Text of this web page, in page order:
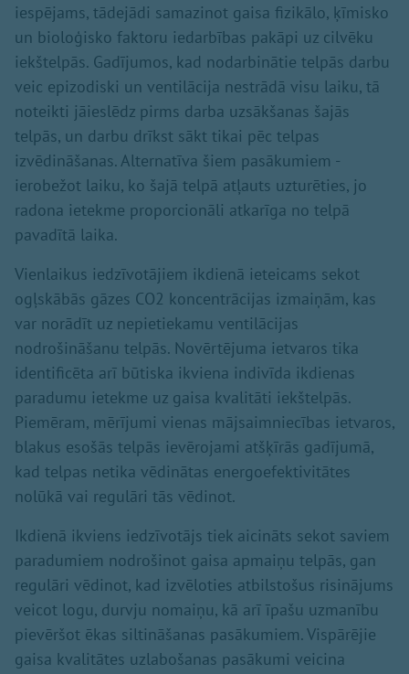
iespējams, tādejādi samazinot gaisa fizikālo, ķīmisko
un bioloģisko faktoru iedarbības pakāpi uz cilvēku
iekštelpās. Gadījumos, kad nodarbinātie telpās darbu
veic epizodiski un ventilācija nestrādā visu laiku, tā
noteikti jāieslēdz pirms darba uzsākšanas šajās
telpās, un darbu drīkst sākt tikai pēc telpas
izvēdināšanas. Alternatīva šiem pasākumiem -
ierobežot laiku, ko šajā telpā atļauts uzturēties, jo
radona ietekme proporcionāli atkarīga no telpā
pavadītā laika.
Vienlaikus iedzīvotājiem ikdienā ieteicams sekot
ogļskābās gāzes CO2 koncentrācijas izmaiņām, kas
var norādīt uz nepietiekamu ventilācijas
nodrošināšanu telpās. Novērtējuma ietvaros tika
identificēta arī būtiska ikviena indivīda ikdienas
paradumu ietekme uz gaisa kvalitāti iekštelpās.
Piemēram, mērījumi vienas mājsaimniecības ietvaros,
blakus esošās telpās ievērojami atšķīrās gadījumā,
kad telpas netika vēdinātas energoefektivitātes
nolūkā vai regulāri tās vēdinot.
Ikdienā ikviens iedzīvotājs tiek aicināts sekot saviem
paradumiem nodrošinot gaisa apmaiņu telpās, gan
regulāri vēdinot, kad izvēloties atbilstošus risinājums
veicot logu, durvju nomaiņu, kā arī īpašu uzmanību
pievēršot ēkas siltināšanas pasākumiem. Vispārējie
gaisa kvalitātes uzlabošanas pasākumi veicina